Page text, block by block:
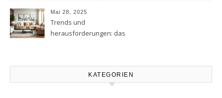
Mai 28, 2025
Trends und
herausforderungen: das
KATEGORIEN